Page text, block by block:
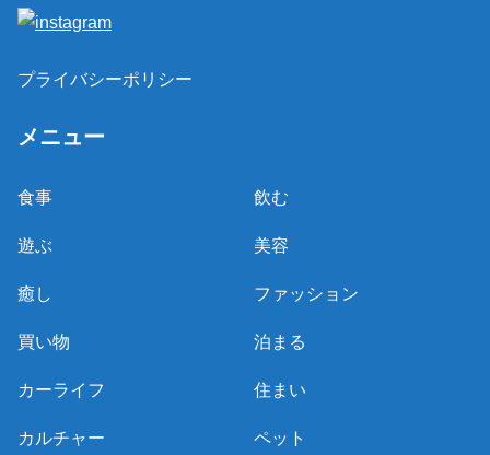
プライバシーポリシー
メニュー
食事 飲む
遊ぶ 美容
癒し ファッション
買い物 泊まる
カーライフ 住まい
カルチャー ペット